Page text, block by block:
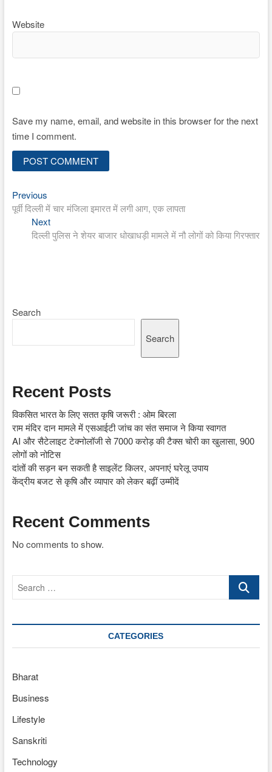
Website
Save my name, email, and website in this browser for the next
time I comment.
Post
navigation
PreviousPrevious
post:
पूर्वी दिल्ली में चार मंजिला इमारत में लगी आग, एक लापता
NextNext
post:
दिल्ली पुलिस ने शेयर बाजार धोखाधड़ी मामले में नौ लोगों को किया गिरफ्तार
Search
Search
Recent Posts
विकसित भारत के लिए सतत कृषि जरूरी : ओम बिरला
राम मंदिर दान मामले में एसआईटी जांच का संत समाज ने किया स्वागत
AI और सैटेलाइट टेक्नोलॉजी से 7000 करोड़ की टैक्स चोरी का खुलासा, 900
लोगों को नोटिस
दांतों की सड़न बन सकती है साइलेंट किलर, अपनाएं घरेलू उपाय
केंद्रीय बजट से कृषि और व्यापार को लेकर बढ़ीं उम्मीदें
Recent Comments
No comments to show.
Search
CATEGORIES
Bharat
Business
Lifestyle
Sanskriti
Technology